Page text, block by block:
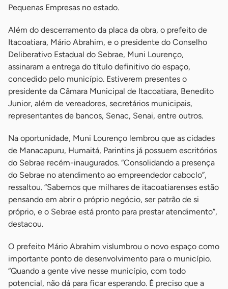
Pequenas Empresas no estado.
Além do descerramento da placa da obra, o prefeito de
Itacoatiara, Mário Abrahim, e o presidente do Conselho
Deliberativo Estadual do Sebrae, Muni Lourenço,
assinaram a entrega do título definitivo do espaço,
concedido pelo município. Estiverem presentes o
presidente da Câmara Municipal de Itacoatiara, Benedito
Junior, além de vereadores, secretários municipais,
representantes de bancos, Senac, Senai, entre outros.
Na oportunidade, Muni Lourenço lembrou que as cidades
de Manacapuru, Humaitá, Parintins já possuem escritórios
do Sebrae recém-inaugurados. “Consolidando a presença
do Sebrae no atendimento ao empreendedor caboclo”,
ressaltou. “Sabemos que milhares de itacoatiarenses estão
pensando em abrir o próprio negócio, ser patrão de si
próprio, e o Sebrae está pronto para prestar atendimento”,
destacou.
O prefeito Mário Abrahim vislumbrou o novo espaço como
importante ponto de desenvolvimento para o município.
“Quando a gente vive nesse município, com todo
potencial, não dá para ficar esperando. É preciso que a